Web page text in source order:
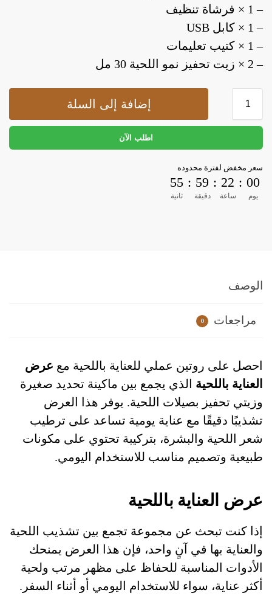
– 1 × فرشاة تنظيف
– 1 × كابل USB
– 1 × كتيب تعليمات
– 2 × زيت تحفيز نمو اللحية 30 مل
إضافة إلى السلة
اطلب الآن
سعر مخفض لفترة محدوده
00
يوم
:
22
ساعة
:
59
دقيقة
:
54
ثانية
الوصف
مراجعات 0
احصل على روتين عملي للعناية باللحية مع عرض
العناية باللحية الذي يجمع بين ماكينة تحديد صغيرة
وزيتي تحفيز بصيلات اللحية. يوفر هذا العرض
تشذيبًا دقيقًا مع عناية يومية تساعد على ترطيب
شعر اللحية والبشرة، بتركيبة تحتوي على مكونات
طبيعية وتصميم مناسب للاستخدام اليومي.
عرض العناية باللحية
إذا كنت تبحث عن مجموعة تجمع بين تشذيب اللحية
والعناية بها في آنٍ واحد، فإن هذا العرض يمنحك
الأدوات المناسبة للحفاظ على مظهر مرتب ولحية
أكثر عناية، سواء للاستخدام اليومي أو أثناء السفر.